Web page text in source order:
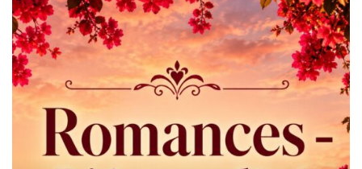
v
i
g
a
t